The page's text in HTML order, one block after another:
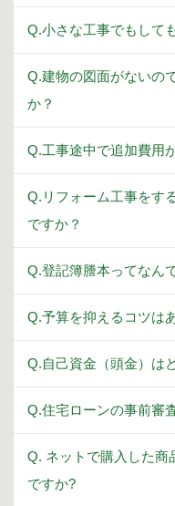
Q.小さな工事でもして
Q.建物の図面がないの
か？
Q.工事途中で追加費用
Q.リフォーム工事をす
ですか？
Q.登記簿謄本ってなん
Q.予算を抑えるコツは
Q.自己資金（頭金）は
Q.住宅ローンの事前審
Q. ネットで購入した商
ですか?